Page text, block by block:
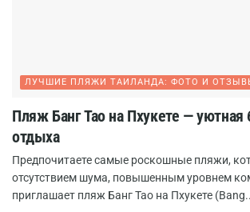
ЛУЧШИЕ ПЛЯЖИ ТАИЛАНДА: ФОТО И
Пляж Банг Тао на Пхукете — уютная
отдыха
Предпочитаете самые роскошные пляжи,
отсутствием шума, повышенным уровнем
приглашает пляж Банг Тао на Пхукете